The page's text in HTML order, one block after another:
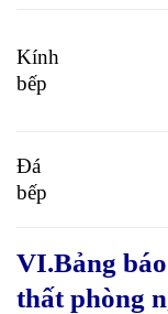
Kính
bếp
Đá
bếp
VI.Bảng
thất phòng